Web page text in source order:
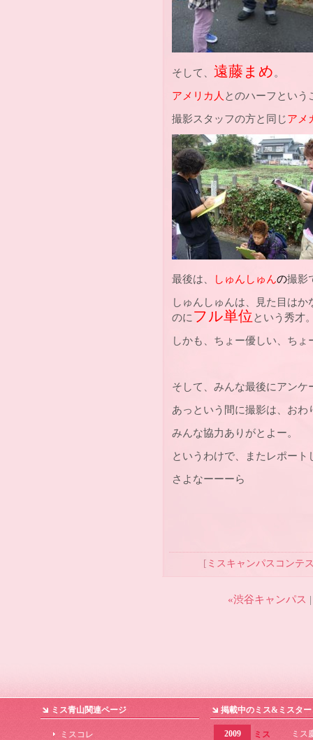
そして、 遠藤まめ 。
アメリカ人 とのハーフという
撮影スタッフの方と同じアメ
最後は、 しゅんしゅんの撮影
しゅんしゅんは、見た目は
のに フル単位 という秀才
しかも、ちょー優しい、ち
そして、みんな最後にアン
あっという間に撮影は、おわ
みんな協力ありがとよー。
というわけで、またレポート
さよなーーーら
[ ミスキャンパスコンテ
«渋谷キャンパス
ミス青山関連ページ
ミスコレ
掲載中のミス&ミスタ
2009 ミス ミス